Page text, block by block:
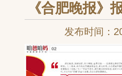
《合肥晚报》
发布时间：